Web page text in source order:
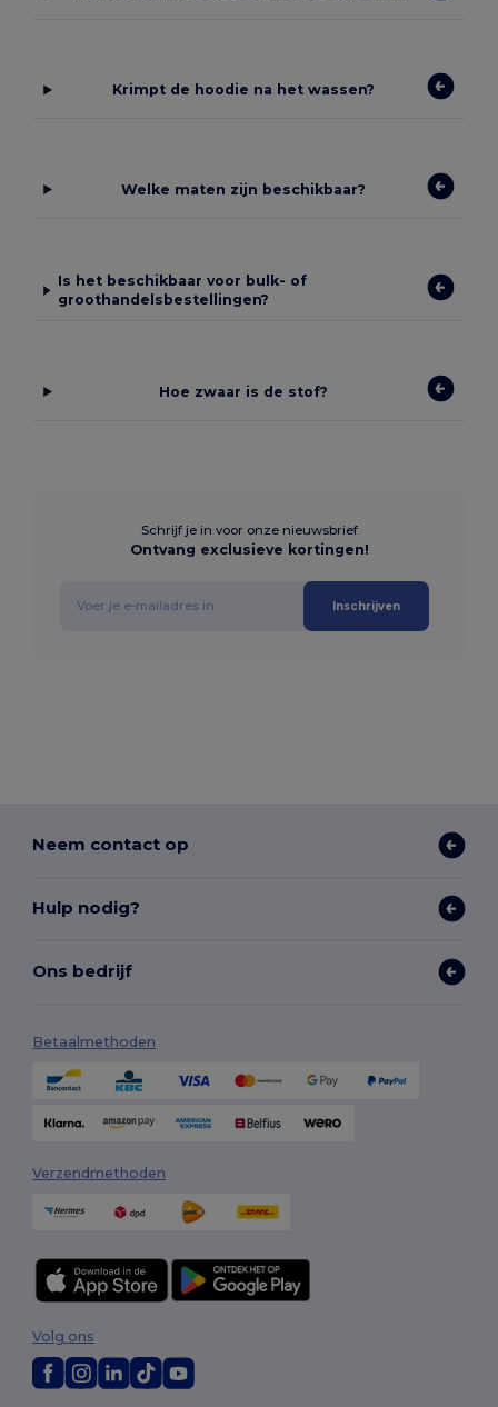
Krimpt de hoodie na het wassen?
Welke maten zijn beschikbaar?
Is het beschikbaar voor bulk- of
groothandelsbestellingen?
Hoe zwaar is de stof?
Schrijf je in voor onze nieuwsbrief
Ontvang exclusieve kortingen!
Inschrijven
Neem contact op
Hulp nodig?
Ons bedrijf
Betaalmethoden
Verzendmethoden
Volg ons